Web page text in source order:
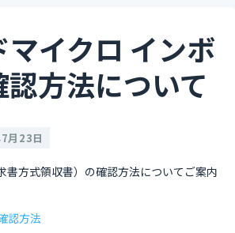
マイクロ インボ
方法について
月23日
書方式領収書）の確認方法についてご案内
認方法